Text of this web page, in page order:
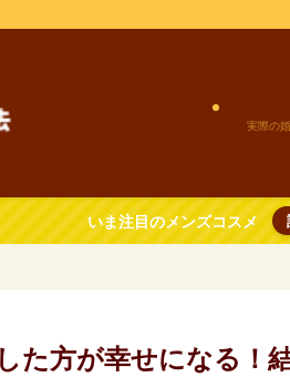
実際の
いま注目のメンズコスメ
た方が幸せになる！